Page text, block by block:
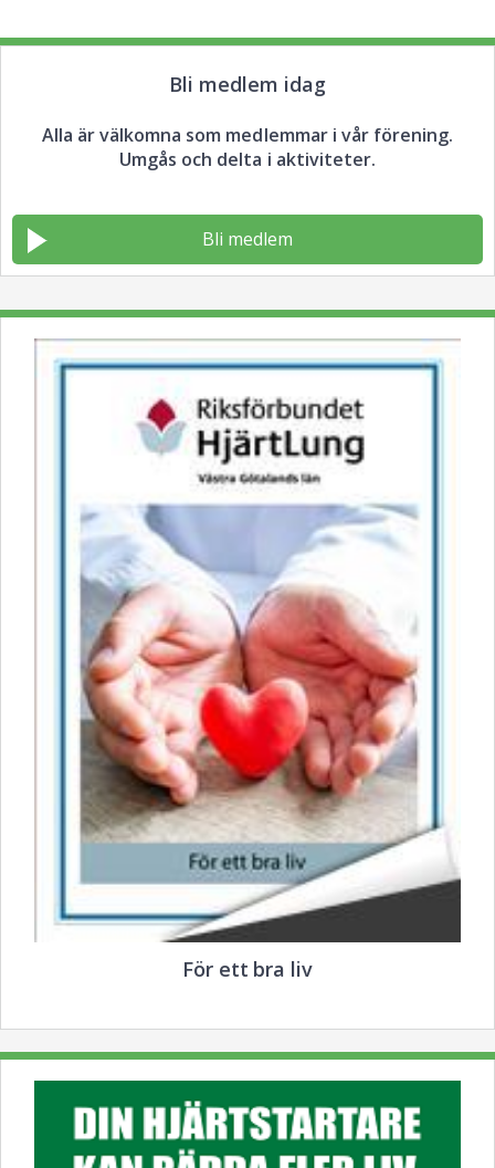
Bli medlem idag
Alla är välkomna som medlemmar i vår förening.
Umgås och delta i aktiviteter.
Bli medlem
För ett bra liv